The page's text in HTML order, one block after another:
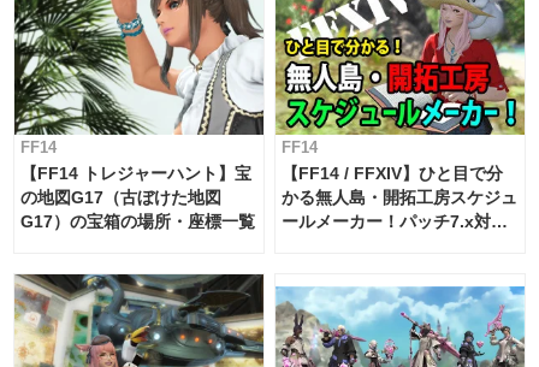
FF14
【FF14 トレジャーハント】宝
の地図G17（古ぼけた地図
G17）の宝箱の場所・座標一覧
FF14
【FF14 / FFXIV】ひと目で分
かる無人島・開拓工房スケジュ
ールメーカー！パッチ7.x対応